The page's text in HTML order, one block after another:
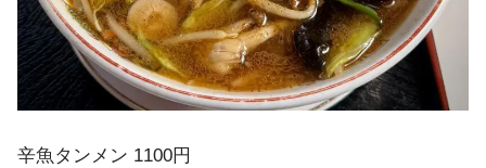
辛魚タンメン 1100円